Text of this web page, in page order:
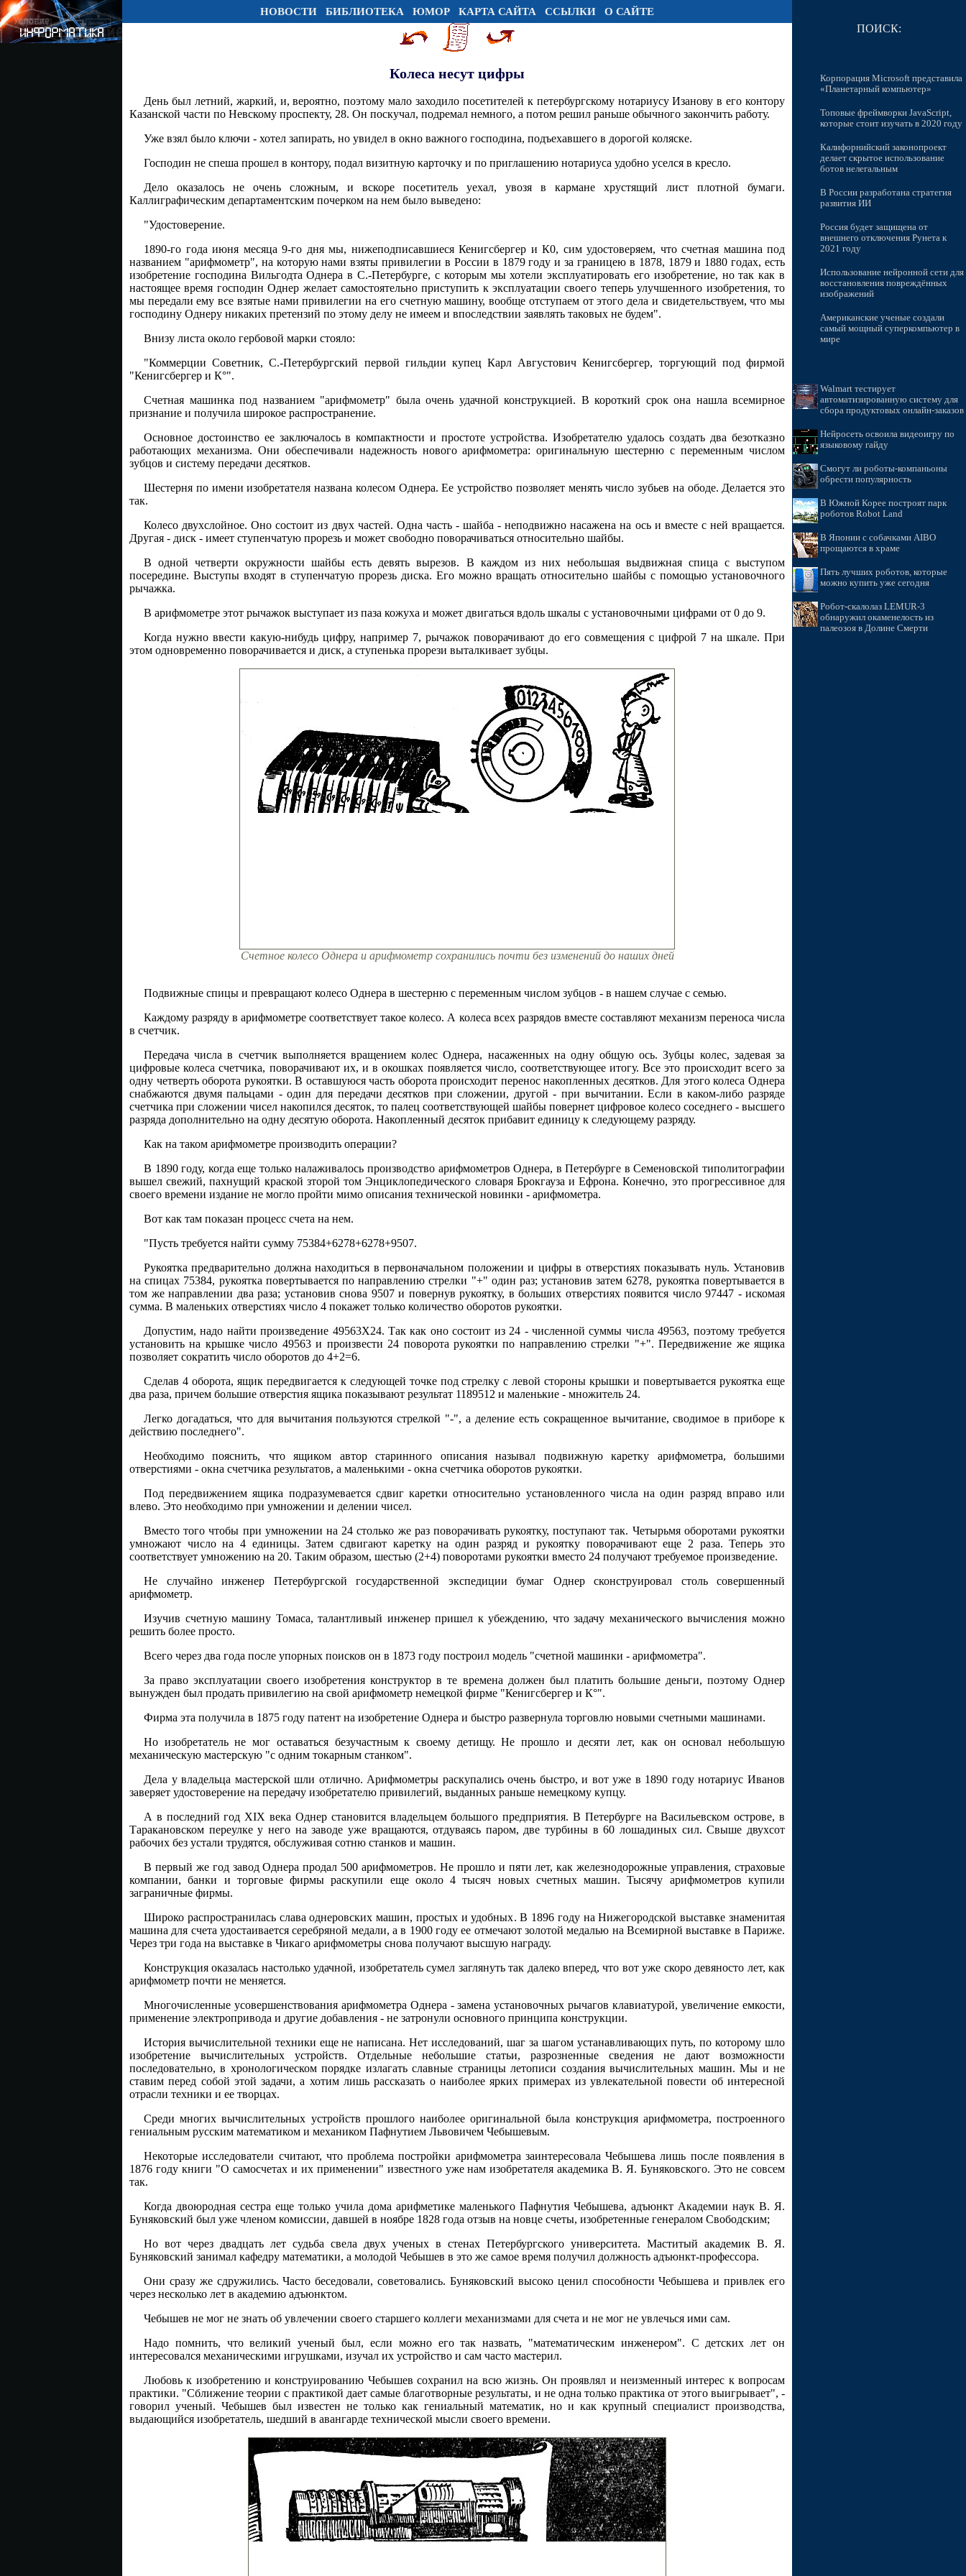
НОВОСТИ БИБЛИОТЕКА ЮМОР КАРТА САЙТА ССЫЛКИ О САЙТЕ
Колеса несут цифры
День был летний, жаркий, и, вероятно, поэтому мало заходило посетителей к петербургскому нотариусу Изанову в его контору
Казанской части по Невскому проспекту, 28. Он поскучал, подремал немного, а потом решил раньше обычного закончить работу.
Уже взял было ключи - хотел запирать, но увидел в окно важного господина, подъехавшего в дорогой коляске.
Господин не спеша прошел в контору, подал визитную карточку и по приглашению нотариуса удобно уселся в кресло.
Дело оказалось не очень сложным, и вскоре посетитель уехал, увозя в кармане хрустящий лист плотной бумаги.
Каллиграфическим департаментским почерком на нем было выведено:
"Удостоверение.
1890-го года июня месяца 9-го дня мы, нижеподписавшиеся Кенигсбергер и К0, сим удостоверяем, что счетная машина под
названием "арифмометр", на которую нами взяты привилегии в России в 1879 году и за границею в 1878, 1879 и 1880 годах, есть
изобретение господина Вильгодта Однера в С.-Петербурге, с которым мы хотели эксплуатировать его изобретение, но так как в
настоящее время господин Однер желает самостоятельно приступить к эксплуатации своего теперь улучшенного изобретения, то
мы передали ему все взятые нами привилегии на его счетную машину, вообще отступаем от этого дела и свидетельствуем, что мы
господину Однеру никаких претензий по этому делу не имеем и впоследствии заявлять таковых не будем".
Внизу листа около гербовой марки стояло:
"Коммерции Советник, С.-Петербургский первой гильдии купец Карл Августович Кенигсбергер, торгующий под фирмой
"Кенигсбергер и К°".
Счетная машинка под названием "арифмометр" была очень удачной конструкцией. В короткий срок она нашла всемирное
признание и получила широкое распространение.
Основное достоинство ее заключалось в компактности и простоте устройства. Изобретателю удалось создать два безотказно
работающих механизма. Они обеспечивали надежность нового арифмометра: оригинальную шестерню с переменным числом
зубцов и систему передачи десятков.
Шестерня по имени изобретателя названа колесом Однера. Ее устройство позволяет менять число зубьев на ободе. Делается это
так.
Колесо двухслойное. Оно состоит из двух частей. Одна часть - шайба - неподвижно насажена на ось и вместе с ней вращается.
Другая - диск - имеет ступенчатую прорезь и может свободно поворачиваться относительно шайбы.
В одной четверти окружности шайбы есть девять вырезов. В каждом из них небольшая выдвижная спица с выступом
посередине. Выступы входят в ступенчатую прорезь диска. Его можно вращать относительно шайбы с помощью установочного
рычажка.
В арифмометре этот рычажок выступает из паза кожуха и может двигаться вдоль шкалы с установочными цифрами от 0 до 9.
Когда нужно ввести какую-нибудь цифру, например 7, рычажок поворачивают до его совмещения с цифрой 7 на шкале. При
этом одновременно поворачивается и диск, а ступенька прорези выталкивает зубцы.
Счетное колесо Однера и арифмометр сохранились почти без изменений до наших дней
Подвижные спицы и превращают колесо Однера в шестерню с переменным числом зубцов - в нашем случае с семью.
Каждому разряду в арифмометре соответствует такое колесо. А колеса всех разрядов вместе составляют механизм переноса числа
в счетчик.
Передача числа в счетчик выполняется вращением колес Однера, насаженных на одну общую ось. Зубцы колес, задевая за
цифровые колеса счетчика, поворачивают их, и в окошках появляется число, соответствующее итогу. Все это происходит всего за
одну четверть оборота рукоятки. В оставшуюся часть оборота происходит перенос накопленных десятков. Для этого колеса Однера
снабжаются двумя пальцами - один для передачи десятков при сложении, другой - при вычитании. Если в каком-либо разряде
счетчика при сложении чисел накопился десяток, то палец соответствующей шайбы повернет цифровое колесо соседнего - высшего
разряда дополнительно на одну десятую оборота. Накопленный десяток прибавит единицу к следующему разряду.
Как на таком арифмометре производить операции?
В 1890 году, когда еще только налаживалось производство арифмометров Однера, в Петербурге в Семеновской типолитографии
вышел свежий, пахнущий краской зторой том Энциклопедического словаря Брокгауза и Ефрона. Конечно, это прогрессивное для
своего времени издание не могло пройти мимо описания технической новинки - арифмометра.
Вот как там показан процесс счета на нем.
"Пусть требуется найти сумму 75384+6278+6278+9507.
Рукоятка предварительно должна находиться в первоначальном положении и цифры в отверстиях показывать нуль. Установив
на спицах 75384, рукоятка повертывается по направлению стрелки "+" один раз; установив затем 6278, рукоятка повертывается в
том же направлении два раза; установив снова 9507 и повернув рукоятку, в больших отверстиях появится число 97447 - искомая
сумма. В маленьких отверстиях число 4 покажет только количество оборотов рукоятки.
Допустим, надо найти произведение 49563X24. Так как оно состоит из 24 - численной суммы числа 49563, поэтому требуется
установить на крышке число 49563 и произвести 24 поворота рукоятки по направлению стрелки "+". Передвижение же ящика
позволяет сократить число оборотов до 4+2=6.
Сделав 4 оборота, ящик передвигается к следующей точке под стрелку с левой стороны крышки и повертывается рукоятка еще
два раза, причем большие отверстия ящика показывают результат 1189512 и маленькие - множитель 24.
Легко догадаться, что для вычитания пользуются стрелкой "-", а деление есть сокращенное вычитание, сводимое в приборе к
действию последнего".
Необходимо пояснить, что ящиком автор старинного описания называл подвижную каретку арифмометра, большими
отверстиями - окна счетчика результатов, а маленькими - окна счетчика оборотов рукоятки.
Под передвижением ящика подразумевается сдвиг каретки относительно установленного числа на один разряд вправо или
влево. Это необходимо при умножении и делении чисел.
Вместо того чтобы при умножении на 24 столько же раз поворачивать рукоятку, поступают так. Четырьмя оборотами рукоятки
умножают число на 4 единицы. Затем сдвигают каретку на один разряд и рукоятку поворачивают еще 2 раза. Теперь это
соответствует умножению на 20. Таким образом, шестью (2+4) поворотами рукоятки вместо 24 получают требуемое произведение.
Не случайно инженер Петербургской государственной экспедиции бумаг Однер сконструировал столь совершенный
арифмометр.
Изучив счетную машину Томаса, талантливый инженер пришел к убеждению, что задачу механического вычисления можно
решить более просто.
Всего через два года после упорных поисков он в 1873 году построил модель "счетной машинки - арифмометра".
За право эксплуатации своего изобретения конструктор в те времена должен был платить большие деньги, поэтому Однер
вынужден был продать привилегию на свой арифмометр немецкой фирме "Кенигсбергер и К°".
Фирма эта получила в 1875 году патент на изобретение Однера и быстро развернула торговлю новыми счетными машинами.
Но изобретатель не мог оставаться безучастным к своему детищу. Не прошло и десяти лет, как он основал небольшую
механическую мастерскую "с одним токарным станком".
Дела у владельца мастерской шли отлично. Арифмометры раскупались очень быстро, и вот уже в 1890 году нотариус Иванов
заверяет удостоверение на передачу изобретателю привилегий, выданных раньше немецкому купцу.
А в последний год XIX века Однер становится владельцем большого предприятия. В Петербурге на Васильевском острове, в
Таракановском переулке у него на заводе уже вращаются, отдуваясь паром, две турбины в 60 лошадиных сил. Свыше двухсот
рабочих без устали трудятся, обслуживая сотню станков и машин.
В первый же год завод Однера продал 500 арифмометров. Не прошло и пяти лет, как железнодорожные управления, страховые
компании, банки и торговые фирмы раскупили еще около 4 тысяч новых счетных машин. Тысячу арифмометров купили
заграничные фирмы.
Широко распространилась слава однеровских машин, простых и удобных. В 1896 году на Нижегородской выставке знаменитая
машина для счета удостаивается серебряной медали, а в 1900 году ее отмечают золотой медалью на Всемирной выставке в Париже.
Через три года на выставке в Чикаго арифмометры снова получают высшую награду.
Конструкция оказалась настолько удачной, изобретатель сумел заглянуть так далеко вперед, что вот уже скоро девяносто лет, как
арифмометр почти не меняется.
Многочисленные усовершенствования арифмометра Однера - замена установочных рычагов клавиатурой, увеличение емкости,
применение электропривода и другие добавления - не затронули основного принципа конструкции.
История вычислительной техники еще не написана. Нет исследований, шаг за шагом устанавливающих путь, по которому шло
изобретение вычислительных устройств. Отдельные небольшие статьи, разрозненные сведения не дают возможности
последовательно, в хронологическом порядке излагать славные страницы летописи создания вычислительных машин. Мы и не
ставим перед собой этой задачи, а хотим лишь рассказать о наиболее ярких примерах из увлекательной повести об интересной
отрасли техники и ее творцах.
Среди многих вычислительных устройств прошлого наиболее оригинальной была конструкция арифмометра, построенного
гениальным русским математиком и механиком Пафнутием Львовичем Чебышевым.
Некоторые исследователи считают, что проблема постройки арифмометра заинтересовала Чебышева лишь после появления в
1876 году книги "О самосчетах и их применении" известного уже нам изобретателя академика В. Я. Буняковского. Это не совсем
так.
Когда двоюродная сестра еще только учила дома арифметике маленького Пафнутия Чебышева, адъюнкт Академии наук В. Я.
Буняковский был уже членом комиссии, давшей в ноябре 1828 года отзыв на новце счеты, изобретенные генералом Свободским;
Но вот через двадцать лет судьба свела двух ученых в стенах Петербургского университета. Маститый академик В. Я.
Буняковский занимал кафедру математики, а молодой Чебышев в это же самое время получил должность адъюнкт-профессора.
Они сразу же сдружились. Часто беседовали, советовались. Буняковский высоко ценил способности Чебышева и привлек его
через несколько лет в академию адъюнктом.
Чебышев не мог не знать об увлечении своего старшего коллеги механизмами для счета и не мог не увлечься ими сам.
Надо помнить, что великий ученый был, если можно его так назвать, "математическим инженером". С детских лет он
интересовался механическими игрушками, изучал их устройство и сам часто мастерил.
Любовь к изобретению и конструированию Чебышев сохранил на всю жизнь. Он проявлял и неизменный интерес к вопросам
практики. "Сближение теории с практикой дает самые благотворные результаты, и не одна только практика от этого выигрывает", -
говорил ученый. Чебышев был известен не только как гениальный математик, но и как крупный специалист производства,
выдающийся изобретатель, шедший в авангарде технической мысли своего времени.
ПОИСК:
Корпорация Microsoft представила
«Планетарный компьютер»
Топовые фреймворки JavaScript,
которые стоит изучать в 2020 году
Калифорнийский законопроект
делает скрытое использование
ботов нелегальным
В России разработана стратегия
развития ИИ
Россия будет защищена от
внешнего отключения Рунета к
2021 году
Использование нейронной сети для
восстановления повреждённых
изображений
Американские ученые создали
самый мощный суперкомпьютер в
мире
Walmart тестирует
автоматизированную систему для
сбора продуктовых онлайн-заказов
Нейросеть освоила видеоигру по
языковому гайду
Смогут ли роботы-компаньоны
обрести популярность
В Южной Корее построят парк
роботов Robot Land
В Японии с собачками AIBO
прощаются в храме
Пять лучших роботов, которые
можно купить уже сегодня
Робот-скалолаз LEMUR-3
обнаружил окаменелость из
палеозоя в Долине Смерти